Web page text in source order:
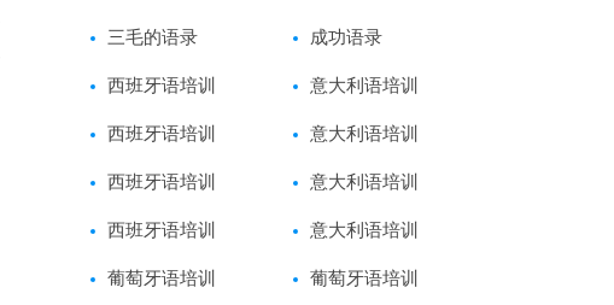
三毛的语录 成功语录
西班牙语培训 意大利语培训
西班牙语培训 意大利语培训
西班牙语培训 意大利语培训
西班牙语培训 意大利语培训
葡萄牙语培训 葡萄牙语培训